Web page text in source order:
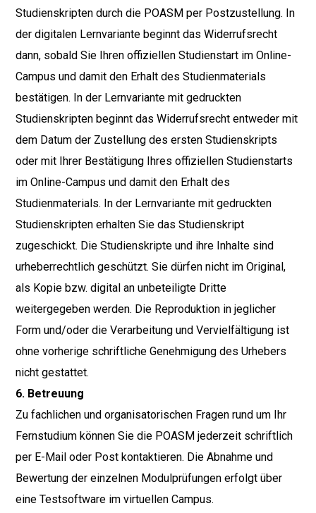
Studienskripten durch die POASM per Postzustellung. In
der digitalen Lernvariante beginnt das Widerrufsrecht
dann, sobald Sie Ihren offiziellen Studienstart im Online-
Campus und damit den Erhalt des Studienmaterials
bestätigen. In der Lernvariante mit gedruckten
Studienskripten beginnt das Widerrufsrecht entweder mit
dem Datum der Zustellung des ersten Studienskripts
oder mit Ihrer Bestätigung Ihres offiziellen Studienstarts
im Online-Campus und damit den Erhalt des
Studienmaterials. In der Lernvariante mit gedruckten
Studienskripten erhalten Sie das Studienskript
zugeschickt. Die Studienskripte und ihre Inhalte sind
urheberrechtlich geschützt. Sie dürfen nicht im Original,
als Kopie bzw. digital an unbeteiligte Dritte
weitergegeben werden. Die Reproduktion in jeglicher
Form und/oder die Verarbeitung und Vervielfältigung ist
ohne vorherige schriftliche Genehmigung des Urhebers
nicht gestattet.
6. Betreuung
Zu fachlichen und organisatorischen Fragen rund um Ihr
Fernstudium können Sie die POASM jederzeit schriftlich
per E-Mail oder Post kontaktieren. Die Abnahme und
Bewertung der einzelnen Modulprüfungen erfolgt über
eine Testsoftware im virtuellen Campus.